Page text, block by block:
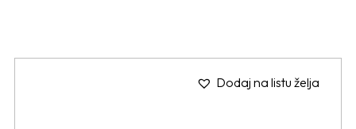
Dodaj na listu želja